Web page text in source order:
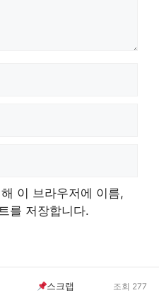
이 브라우저에 이름,
를 저장합니다.
스크랩 조회 277